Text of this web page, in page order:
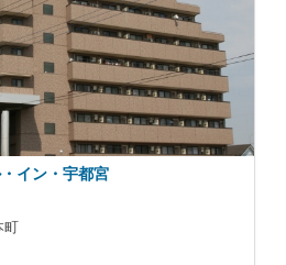
イン・宇都宮
町